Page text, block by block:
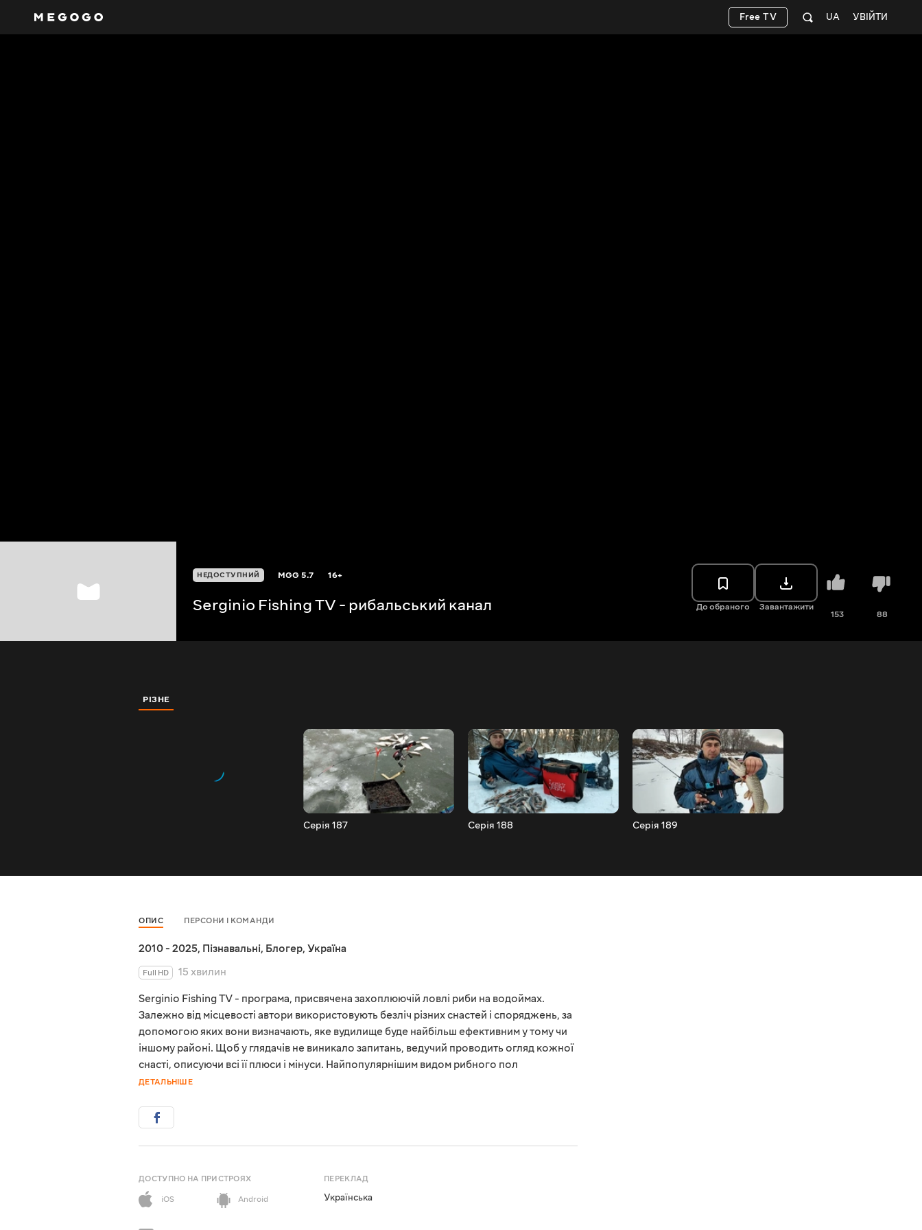
УВІЙТИ
UA
Free TV
НЕДОСТУПНИЙ MGG5.7 16+
Serginio Fishing TV - рибальський канал До обраного Завантажити
153 88
РІЗНЕ
Серія 187 Серія 188 Серія 189
ОПИС ПЕРСОНИ І КОМАНДИ
2010 - 2025, Пізнавальні, Блогер, Україна
Full HD
15 хвилин
Serginio Fishing TV - програма, присвячена захоплюючій ловлі риби на водоймах.
Залежно від місцевості автори використовують безліч різних снастей і споряджень, за
допомогою яких вони визначають, яке вудилище буде найбільш ефективним у тому чи
іншому районі. Щоб у глядачів не виникало запитань, ведучий проводить огляд кожної
снасті, описуючи всі її плюси і мінуси. Найпопулярнішим видом рибного пол
ДЕТАЛЬНІШЕ
ДОСТУПНО НА ПРИСТРОЯХ
iOS
Android
ПЕРЕКЛАД
Українська